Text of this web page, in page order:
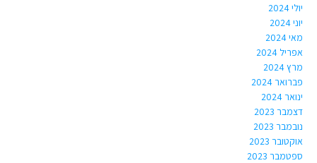
יולי 2024
יוני 2024
מאי 2024
אפריל 2024
מרץ 2024
פברואר 2024
ינואר 2024
דצמבר 2023
נובמבר 2023
אוקטובר 2023
ספטמבר 2023